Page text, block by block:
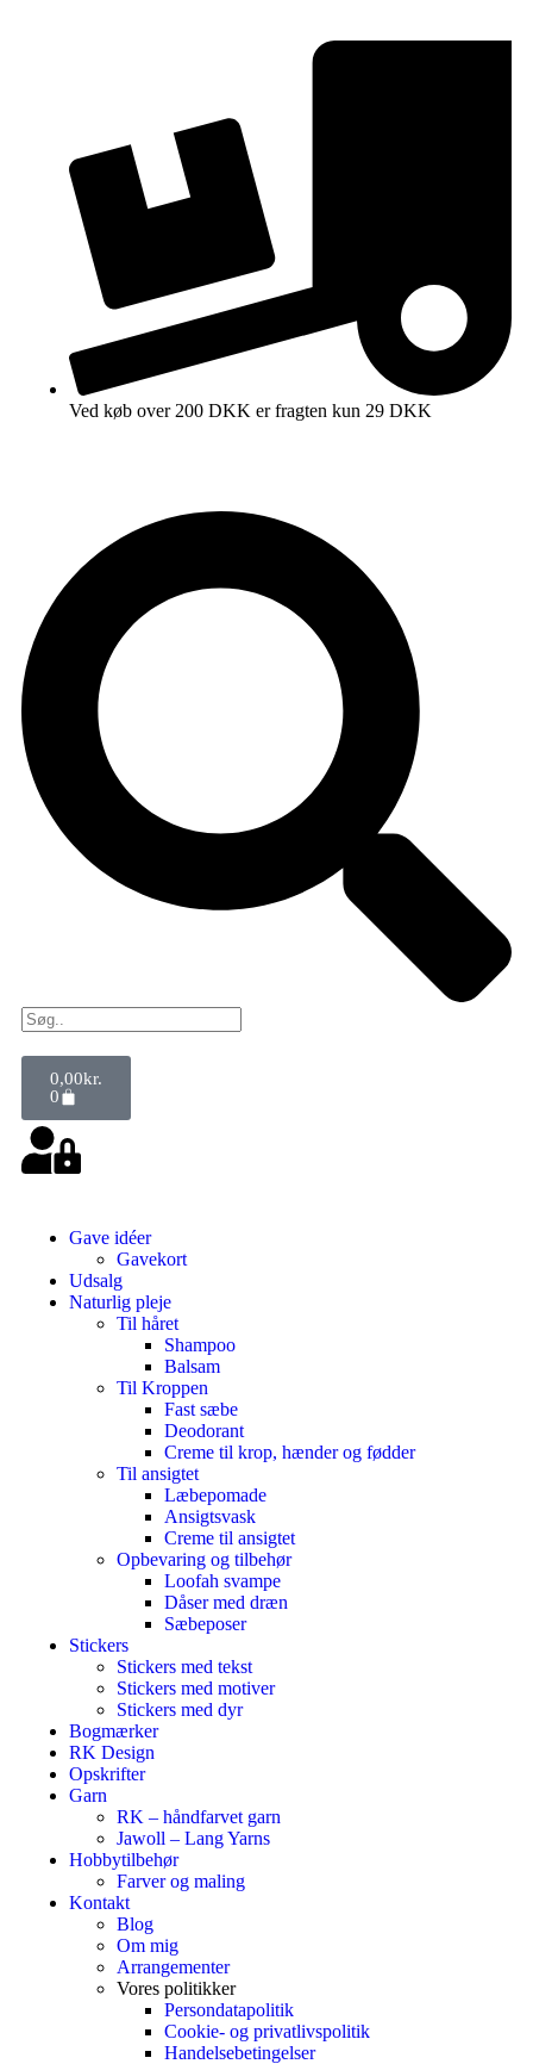
Ved køb over 200 DKK er fragten kun 29 DKK
0,00kr.
0
Gave idéer
Gavekort
Udsalg
Naturlig pleje
Til håret
Shampoo
Balsam
Til Kroppen
Fast sæbe
Deodorant
Creme til krop, hænder og fødder
Til ansigtet
Læbepomade
Ansigtsvask
Creme til ansigtet
Opbevaring og tilbehør
Loofah svampe
Dåser med dræn
Sæbeposer
Stickers
Stickers med tekst
Stickers med motiver
Stickers med dyr
Bogmærker
RK Design
Opskrifter
Garn
RK – håndfarvet garn
Jawoll – Lang Yarns
Hobbytilbehør
Farver og maling
Kontakt
Blog
Om mig
Arrangementer
Vores politikker
Persondatapolitik
Cookie- og privatlivspolitik
Handelsebetingelser